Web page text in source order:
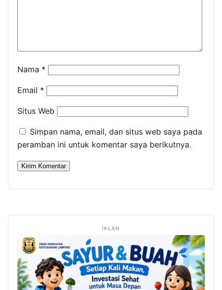
Nama *
Email *
Situs Web
Simpan nama, email, dan situs web saya pada
peramban ini untuk komentar saya berikutnya.
IKLAN